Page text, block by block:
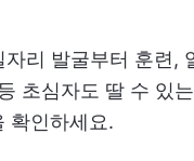
리 발굴부터 훈련,
초심자도 딸 수 있
확인하세요.